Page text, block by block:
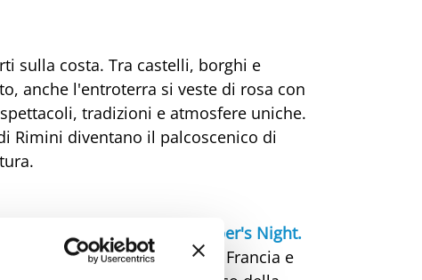
sulla costa. Tra castelli, borghi e
anche l'entroterra si veste di rosa con
tradizioni e atmosfere uniche.
Rimini diventano il palcoscenico di
19 giugno con "
The Piper's Night.
viaggio musicale tra Irlanda, Francia e